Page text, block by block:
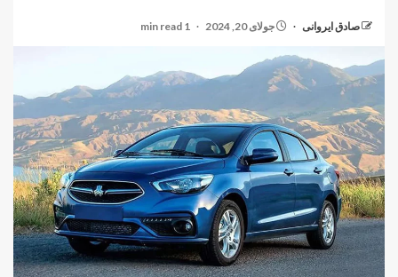
صادق ایروانی جولای 20, 2024 1 min read